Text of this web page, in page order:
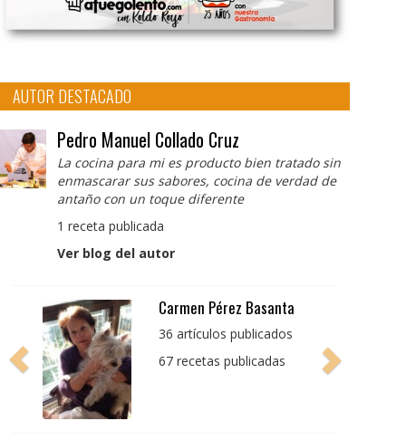
AUTOR DESTACADO
Pedro Manuel Collado Cruz
La cocina para mi es producto bien tratado sin
enmascarar sus sabores, cocina de verdad de
antaño con un toque diferente
1 receta publicada
Ver blog del autor
Pedro Manuel Collado
Cruz
producto bien tratado